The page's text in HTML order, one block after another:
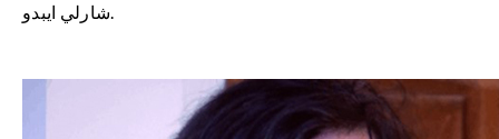
شارلي ايبدو.